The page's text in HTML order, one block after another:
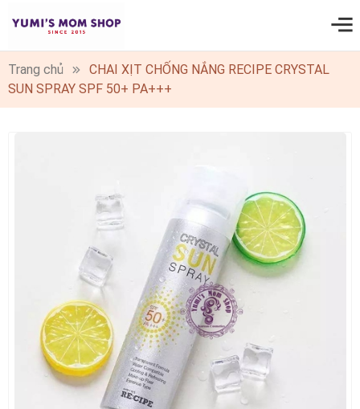
0
Trang chủ
CHAI XỊT CHỐNG NẮNG RECIPE CRYSTAL
SUN SPRAY SPF 50+ PA+++